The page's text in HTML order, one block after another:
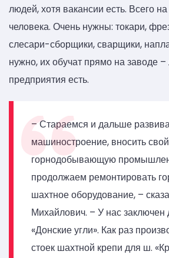
людей, хотя вакансии есть. Всего
человека. Очень нужны: токари,
слесари-сборщики, сварщики,
нужно, их обучат прямо на заводе –
предприятия есть.
– Стараемся и дальше
машиностроение, вносить
горнодобывающую
продолжаем ремонтировать
шахтное оборудование, –
Михайлович. – У нас заключен
«Донские угли». Как раз
стоек шахтной крепи для ш.